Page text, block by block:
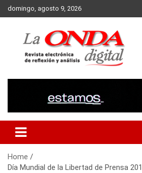
Skip
to
domingo, agosto 9, 2026
Home
Día Mundial de la Libertad de Prensa